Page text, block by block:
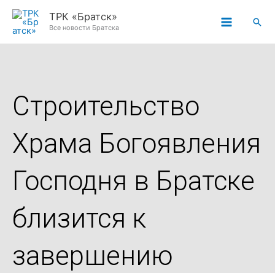
Перейти
ТРК «Братск»
Все новости Братска
Строительство
Храма Богоявления
Господня в Братске
близится к
завершению